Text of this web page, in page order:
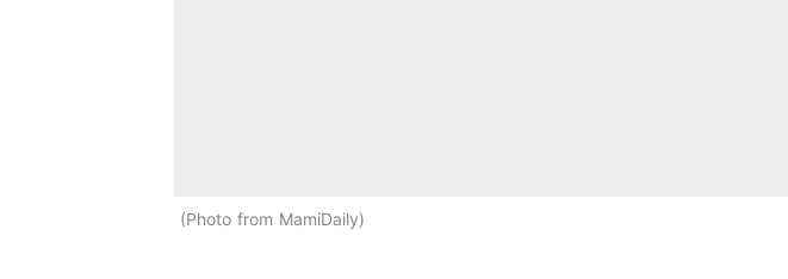
Photo from MamiDaily